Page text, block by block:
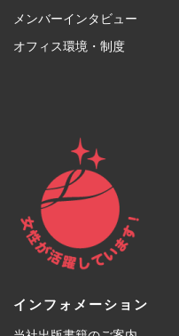
メンバーインタビュー
オフィス環境・制度
インフォメーション